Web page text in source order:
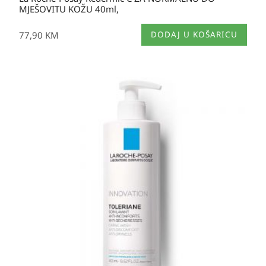
MJEŠOVITU KOŽU 40ml,
77,90 KM DODAJ U KOŠARICU